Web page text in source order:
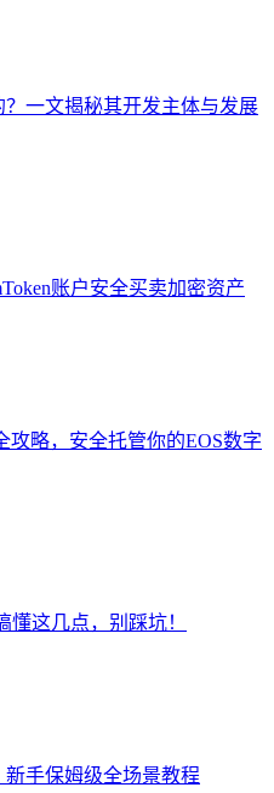
？一文揭秘其开发主体与发展
账户安全买卖加密资产
攻略，安全托管你的EOS数字
懂这几点，别踩坑！
新手保姆级全场景教程